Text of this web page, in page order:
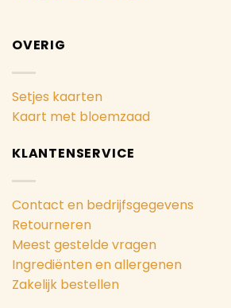
OVERIG
Setjes kaarten
Kaart met bloemzaad
KLANTENSERVICE
Contact en bedrijfsgegevens
Retourneren
Meest gestelde vragen
Ingrediënten en allergenen
Zakelijk bestellen